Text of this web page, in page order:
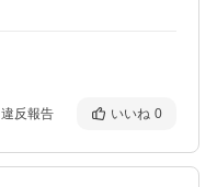
違反報告 いいね 0